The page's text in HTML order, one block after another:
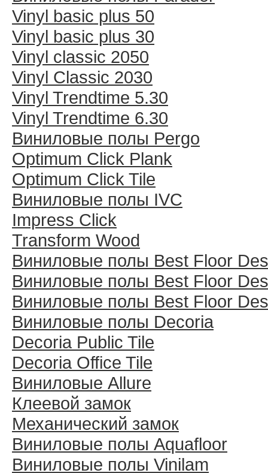
Vinyl basic plus 50
Vinyl basic plus 30
Vinyl classic 2050
Vinyl Classic 2030
Vinyl Trendtime 5.30
Vinyl Trendtime 6.30
Виниловые полы Pergo
Optimum Click Plank
Optimum Click Tile
Виниловые полы IVC
Impress Click
Transform Wood
Виниловые полы Best Floor
Виниловые полы Best Floor
Виниловые полы Best Floor
Виниловые полы Decoria
Decoria Public Tile
Decoria Office Tile
Виниловые Allure
Клеевой замок
Механический замок
Виниловые полы Aquafloor
Виниловые полы Vinilam